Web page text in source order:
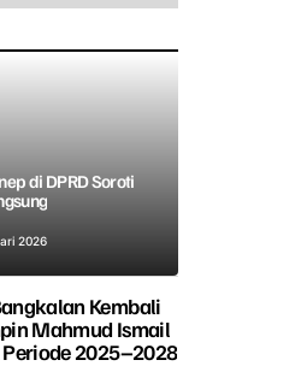
di DPRD Soroti
2026
Kembali
Mahmud Ismail
2025–2028